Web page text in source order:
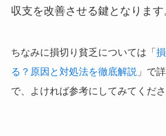
収支を改善させる鍵となります
ちなみに損切り貧乏については「
る？原因と対処法を徹底解説 」で
で、よければ参考にしてみてくださ